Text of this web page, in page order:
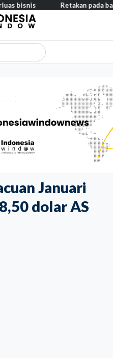
Januari
dolar AS
Retakan pada badan